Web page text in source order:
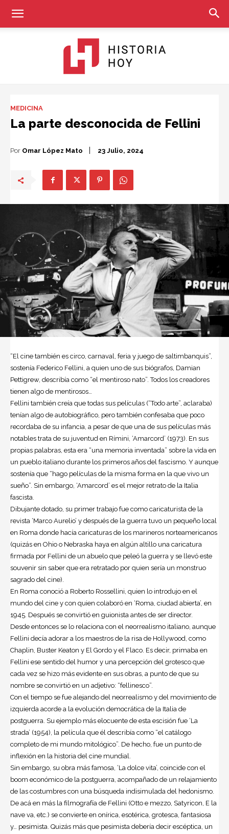
MEDICINA
La parte desconocida de Fellini
Por Omar López Mato 23 Julio, 2024
“El cine también es circo, carnaval, feria y juego de saltimbanquis”,
sostenía Federico Fellini, a quien uno de sus biógrafos, Damian
Pettigrew, describía como “el mentiroso nato”. Todos los creadores
tienen algo de mentirosos…
Fellini también creía que todas sus películas (“Todo arte”, aclaraba)
tenían algo de autobiográfico, pero también confesaba que poco
recordaba de su infancia, a pesar de que una de sus películas más
notables trata de su juventud en Rímini, ‘Amarcord’ (1973). En sus
propias palabras, esta era “una memoria inventada” sobre la vida en
un pueblo italiano durante los primeros años del fascismo. Y aunque
sostenía que “hago películas de la misma forma en la que vivo un
sueño”. Sin embargo, ‘Amarcord’ es el mejor retrato de la Italia
fascista.
Dibujante dotado, su primer trabajo fue como caricaturista de la
revista ‘Marco Aurelio’ y después de la guerra tuvo un pequeño local
en Roma donde hacía caricaturas de los marineros norteamericanos
(quizás en Ohio o Nebraska haya en algún altillo una caricatura
firmada por Fellini de un abuelo que peleó la guerra y se llevó este
souvenir sin saber que era retratado por quien sería un monstruo
sagrado del cine).
En Roma conoció a Roberto Rossellini, quien lo introdujo en el
mundo del cine y con quien colaboró en ‘Roma, ciudad abierta’, en
1945. Después se convirtió en guionista antes de ser director.
Desde entonces se lo relaciona con el neorrealismo italiano, aunque
Fellini decía adorar a los maestros de la risa de Hollywood, como
Chaplin, Buster Keaton y El Gordo y el Flaco. Es decir, primaba en
Fellini ese sentido del humor y una percepción del grotesco que
cada vez se hizo más evidente en sus obras, a punto de que su
nombre se convirtió en un adjetivo: “fellinesco”.
Con el tiempo se fue alejando del neorrealismo y del movimiento de
izquierda acorde a la evolución democrática de la Italia de
postguerra. Su ejemplo más elocuente de esta escisión fue ‘La
strada’ (1954), la película que él describía como “el catálogo
completo de mi mundo mitológico”. De hecho, fue un punto de
inflexión en la historia del cine mundial.
Sin embargo, su obra más famosa, ‘La dolce vita’, coincide con el
boom económico de la postguerra, acompañado de un relajamiento
de las costumbres con una búsqueda indisimulada del hedonismo.
De acá en más la filmografía de Fellini (Otto e mezzo, Satyricon, E la
nave va, etc.) se convierte en onírica, esotérica, grotesca, fantasiosa
y… pesimista. Quizás más que pesimista debería decir escéptica, un